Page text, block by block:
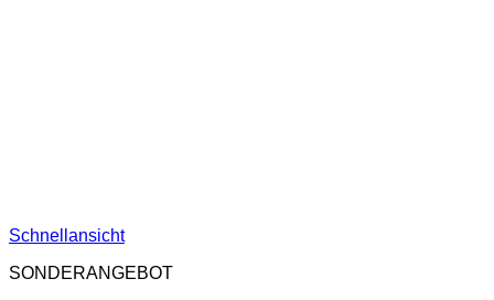
Schnellansicht
SONDERANGEBOT